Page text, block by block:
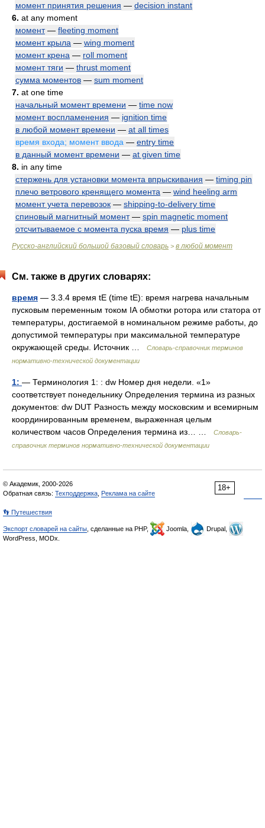
момент принятия решения — decision instant
6. at any moment
момент— fleeting moment
момент крыла — wing moment
момент крена — roll moment
момент тяги — thrust moment
сумма моментов — sum moment
7. at one time
начальный момент времени — time now
момент воспламенения — ignition time
в любой момент времени — at all times
время входа; момент ввода — entry time
в данный момент времени — at given time
8. in any time
стержень для установки момента впрыскивания — timing pin
плечо ветрового кренящего момента — wind heeling arm
момент учета перевозок — shipping-to-delivery time
спиновый магнитный момент— spin magnetic moment
отсчитываемое с момента пуска время — plus time
Русско-английский большой базовый словарь > в любой момент
См. также в других словарях:
время — 3.3.4 время tE (time tE): время нагрева начальным
пусковым переменным током IА обмотки ротора или статора от
температуры, достигаемой в номинальном режиме работы, до
допустимой температуры при максимальной температуре
окружающей среды. Источник …
Словарь-справочник терминов
нормативно-технической документации
1: — Терминология 1: : dw Номер дня недели. «1»
соответствует понедельнику Определения термина из разных
документов: dw DUT Разность между московским и всемирным
координированным временем, выраженная целым
количеством часов Определения термина из… …
Словарь-
справочник терминов нормативно-технической документации
18+
© Академик, 2000-2026
Обратная связь: Техподдержка Реклама на сайте
👣 Путешествия
Экспорт словарей на сайты , сделанные на PHP, Joomla,
Drupal,
WordPress, MODx.